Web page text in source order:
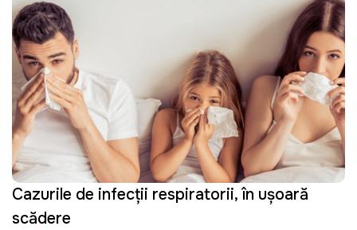
Cazurile de infecții respiratorii, în ușoară
scădere